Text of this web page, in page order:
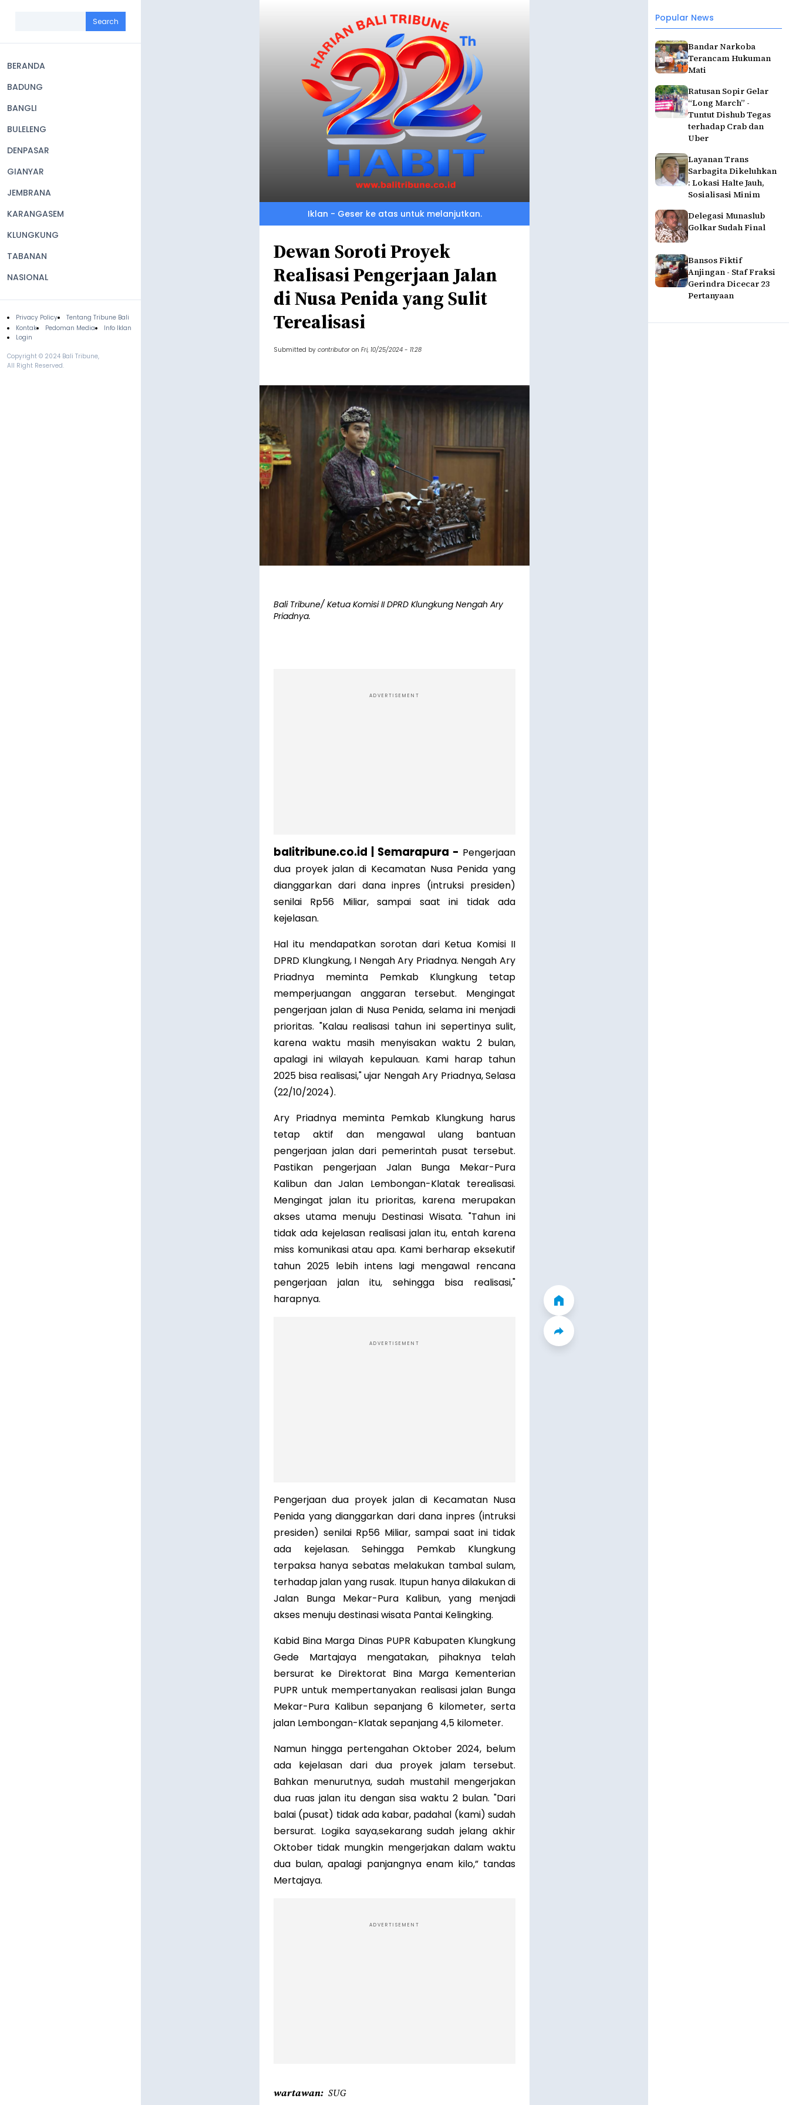
navigation
BERANDA
BADUNG
BANGLI
BULELENG
DENPASAR
GIANYAR
JEMBRANA
KARANGASEM
KLUNGKUNG
TABANAN
NASIONAL
Footer
Privacy Policy
Tentang Tribune Bali
Kontak
Pedoman Media
Info Iklan
Login
Copyright © 2024 Bali Tribune,
All Right Reserved.
Popular News
Bandar Narkoba
Terancam Hukuman
Mati
Ratusan Sopir Gelar
“Long March” -
Tuntut Dishub Tegas
terhadap Crab dan
Uber
Layanan Trans
Sarbagita Dikeluhkan
: Lokasi Halte Jauh,
Sosialisasi Minim
Delegasi Munaslub
Golkar Sudah Final
Bansos Fiktif
Anjingan - Staf Fraksi
Gerindra Dicecar 23
Pertanyaan
Iklan - Geser ke atas untuk melanjutkan.
Dewan Soroti Proyek
Realisasi Pengerjaan Jalan
di Nusa Penida yang Sulit
Terealisasi
Submitted by contributor on Fri, 10/25/2024 - 11:28
Bali Tribune/ Ketua Komisi II DPRD Klungkung Nengah Ary
Priadnya.
ADVERTISEMENT
balitribune.co.id | Semarapura - Pengerjaan
dua proyek jalan di Kecamatan Nusa Penida yang
dianggarkan dari dana inpres (intruksi presiden)
senilai Rp56 Miliar, sampai saat ini tidak ada
kejelasan.
Hal itu mendapatkan sorotan dari Ketua Komisi II
DPRD Klungkung, I Nengah Ary Priadnya. Nengah Ary
Priadnya meminta Pemkab Klungkung tetap
memperjuangan anggaran tersebut. Mengingat
pengerjaan jalan di Nusa Penida, selama ini menjadi
prioritas. "Kalau realisasi tahun ini sepertinya sulit,
karena waktu masih menyisakan waktu 2 bulan,
apalagi ini wilayah kepulauan. Kami harap tahun
2025 bisa realisasi," ujar Nengah Ary Priadnya, Selasa
(22/10/2024).
Ary Priadnya meminta Pemkab Klungkung harus
tetap aktif dan mengawal ulang bantuan
pengerjaan jalan dari pemerintah pusat tersebut.
Pastikan pengerjaan Jalan Bunga Mekar-Pura
Kalibun dan Jalan Lembongan-Klatak terealisasi.
Mengingat jalan itu prioritas, karena merupakan
akses utama menuju Destinasi Wisata. "Tahun ini
tidak ada kejelasan realisasi jalan itu, entah karena
miss komunikasi atau apa. Kami berharap eksekutif
tahun 2025 lebih intens lagi mengawal rencana
pengerjaan jalan itu, sehingga bisa realisasi,"
harapnya.
ADVERTISEMENT
Pengerjaan dua proyek jalan di Kecamatan Nusa
Penida yang dianggarkan dari dana inpres (intruksi
presiden) senilai Rp56 Miliar, sampai saat ini tidak
ada kejelasan. Sehingga Pemkab Klungkung
terpaksa hanya sebatas melakukan tambal sulam,
terhadap jalan yang rusak. Itupun hanya dilakukan di
Jalan Bunga Mekar-Pura Kalibun, yang menjadi
akses menuju destinasi wisata Pantai Kelingking.
Kabid Bina Marga Dinas PUPR Kabupaten Klungkung
Gede Martajaya mengatakan, pihaknya telah
bersurat ke Direktorat Bina Marga Kementerian
PUPR untuk mempertanyakan realisasi jalan Bunga
Mekar-Pura Kalibun sepanjang 6 kilometer, serta
jalan Lembongan-Klatak sepanjang 4,5 kilometer.
Namun hingga pertengahan Oktober 2024, belum
ada kejelasan dari dua proyek jalam tersebut.
Bahkan menurutnya, sudah mustahil mengerjakan
dua ruas jalan itu dengan sisa waktu 2 bulan. "Dari
balai (pusat) tidak ada kabar, padahal (kami) sudah
bersurat. Logika saya,sekarang sudah jelang akhir
Oktober tidak mungkin mengerjakan dalam waktu
dua bulan, apalagi panjangnya enam kilo,” tandas
Mertajaya.
ADVERTISEMENT
wartawan SUG